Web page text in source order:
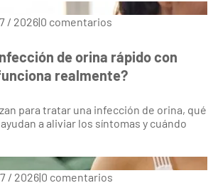
/ 2026|0 comentarios
de orina rápido con
realmente?
para tratar una infección de orina, qué
a aliviar los síntomas y cuándo
/ 2026|0 comentarios